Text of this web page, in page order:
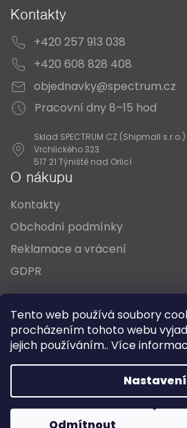
Tento web používá soubory
procházením tohoto webu
jejich používáním.. Více
Nastavení
Kontakty
+420 257 913 038
+420 608 828 408
objednavky@spectrum.cz
Pracovní dny 8–15 hod
Sklad SPECTRUM CZ (Shipmall s.r.o.)
Vrchlického 323
517 21 Týniště nad Orlicí
O nákupu
Kontakty
Obchodní podmínky
Reklamace a vrácení
GDPR
Oblíbené série svítidel:
Nordlux Milford Nordlux
Nordlux Explore
Vytvořil
Copyright 2026SPECTRUM CZ